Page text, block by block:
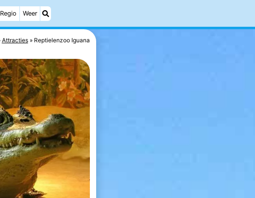
Regio Weer
Attracties Reptielenzoo Iguana